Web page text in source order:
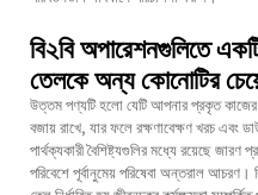
বি২বি অপারেশনগুলিতে
তেলকে অন্য কোনোটির
উত্তম পণ্যটি হলো যেটি আপনার প্রকৃত কাজের
বজায় রাখে, যার ফলে রক্ষণাবেক্ষণ খরচ এবং
পার্থক্যকারী বৈশিষ্ট্যগুলির মধ্যে রয়েছে
পরিবেশে পূর্বানুমেয় পরিষেবা অন্তরাল আচরণ।